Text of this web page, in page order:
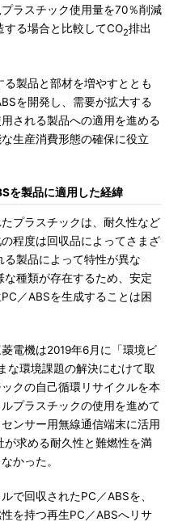
ラスチック使用量を70％削減
する場合と比較してCO2排出
製品と部材を増やすととも
を開発し、需要が拡大する
される製品への適用を進める
生産消費形態の確保に役立
を製品に適用した経緯
プラスチックは、耐久性など
程度は回収品によってさまざ
る製品によって特性が異な
な種類が存在するため、安定
／ABSを生成することは困
電機は2019年6月に「環境ビ
な環境課題の解決にむけて取
クの自己循環リサイクルを本
プラスチックの使用を進めて
ンサー用無線通信端末に活用
求める耐久性と難燃性を満
かった。
で回収されたPC／ABSを、
を持つ再生PC／ABSへリサ